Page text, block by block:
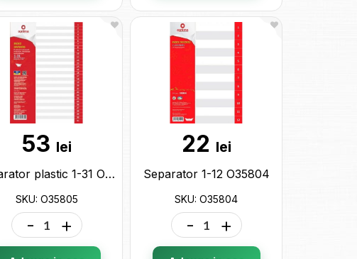
53 lei
Separator plastic 1-31 O35805
SKU: O35805
- +
22 lei
Separator 1-12 O35804
SKU: O35804
- +